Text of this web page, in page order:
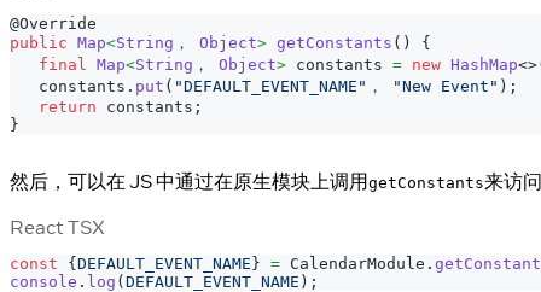
@Override
public Map<String ， Object> getConstants ( )
{
final
Map<String ， Object> constants = new HashMap<>
   constants
. put ( "DEFAULT_EVENT_NAME" ， "New Event" ) ;
return constants ;
}
然后，可以在 JS 中通过在原生模块上调用getConstants来访
React TSX
const { DEFAULT_EVENT_NAME } = CalendarModule .
console . log ( DEFAULT_EVENT_NAME ) ;